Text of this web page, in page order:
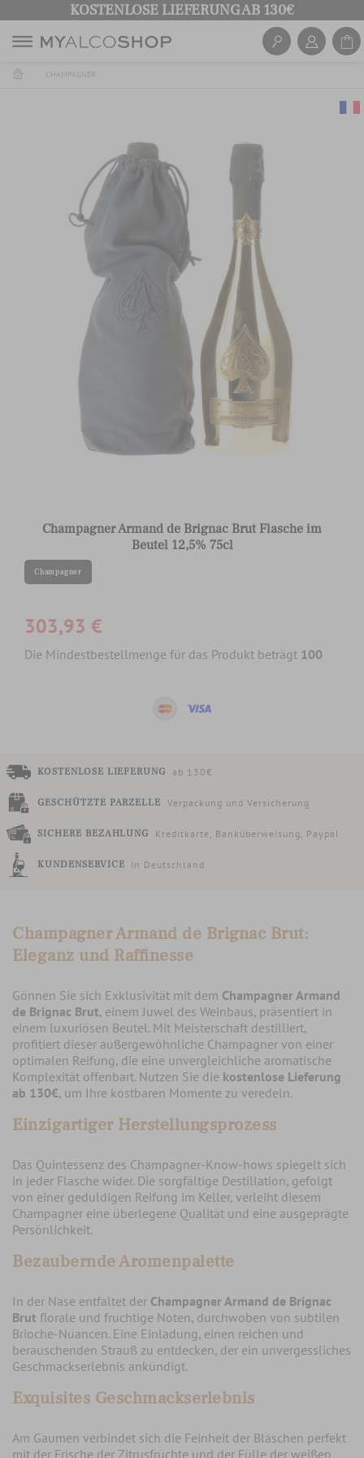
KOSTENLOSE LIEFERUNG AB 130€
CHAMPAGNER
Champagner Armand de Brignac Brut Flasche im
Beutel 12,5% 75cl
Champagner
303,93 €
Die Mindestbestellmenge für das Produkt beträgt 100
KOSTENLOSE LIEFERUNG ab 130€
GESCHÜTZTE PARZELLE Verpackung und Versicherung
SICHERE BEZAHLUNG Kreditkarte, Banküberweisung, Paypal
KUNDENSERVICE In Deutschland
Champagner Armand de Brignac Brut:
Eleganz und Raffinesse
Gönnen Sie sich Exklusivität mit dem Champagner Armand
de Brignac Brut, einem Juwel des Weinbaus, präsentiert in
einem luxuriösen Beutel. Mit Meisterschaft destilliert,
profitiert dieser außergewöhnliche Champagner von einer
optimalen Reifung, die eine unvergleichliche aromatische
Komplexität offenbart. Nutzen Sie die kostenlose Lieferung
ab 130€, um Ihre kostbaren Momente zu veredeln.
Einzigartiger Herstellungsprozess
Das Quintessenz des Champagner-Know-hows spiegelt sich
in jeder Flasche wider. Die sorgfältige Destillation, gefolgt
von einer geduldigen Reifung im Keller, verleiht diesem
Champagner eine überlegene Qualität und eine ausgeprägte
Persönlichkeit.
Bezaubernde Aromenpalette
In der Nase entfaltet der Champagner Armand de Brignac
Brut florale und fruchtige Noten, durchwoben von subtilen
Brioche-Nuancen. Eine Einladung, einen reichen und
berauschenden Strauß zu entdecken, der ein unvergessliches
Geschmackserlebnis ankündigt.
Exquisites Geschmackserlebnis
Am Gaumen verbindet sich die Feinheit der Bläschen perfekt
mit der Frische der Zitrusfrüchte und der Fülle der weißen